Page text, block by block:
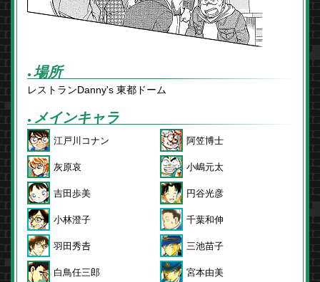
● メインキャラ
江戸川コナン 阿笠博士
灰原哀 小嶋元太
吉田歩美 円谷光彦
小林澄子 千葉和伸
羽田秀𠮷 三池苗子
白鳥任三郎 宮本由美
● 場所
レストランDanny's 東都ドーム